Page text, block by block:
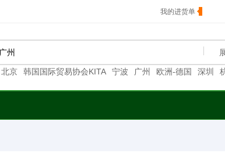
我的进货单
北京 韩国国际贸易协会KITA 宁波 广州 欧洲-德国 深圳